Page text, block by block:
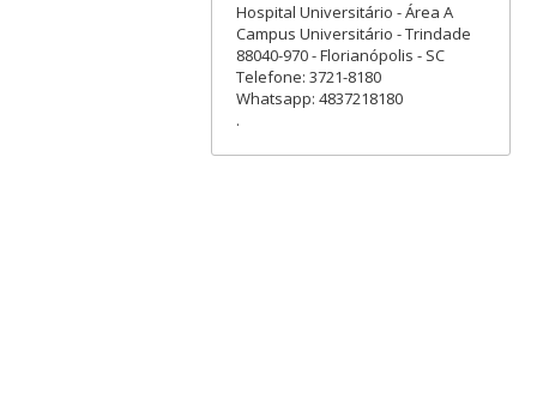
Hospital Universitário - Área A
Campus Universitário - Trindade
88040-970 - Florianópolis - SC
Telefone: 3721-8180
Whatsapp: 4837218180
.